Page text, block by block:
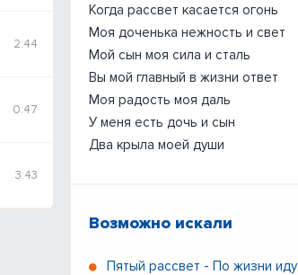
2:44
0:47
3:43
Когда рассвет касается огонь
Моя доченька нежность и свет
Мой сын моя сила и сталь
Вы мой главный в жизни ответ
Моя радость моя даль
У меня есть дочь и сын
Два крыла моей души
Возможно искали
Пятый рассвет - По жизни иду